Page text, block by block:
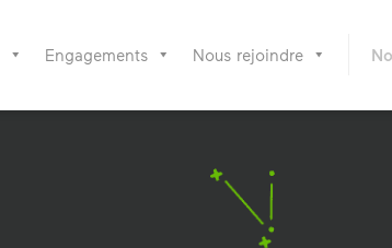
Engagements Nous rejoindre